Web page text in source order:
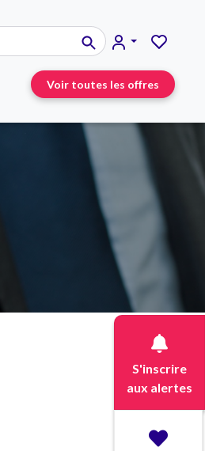
Voir toutes les offres
S'inscrire
aux alertes